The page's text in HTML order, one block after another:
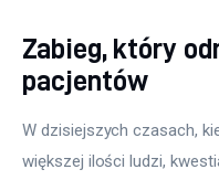
Zabieg, który
pacjentów
W dzisiejszych czasach,
większej ilości ludzi,